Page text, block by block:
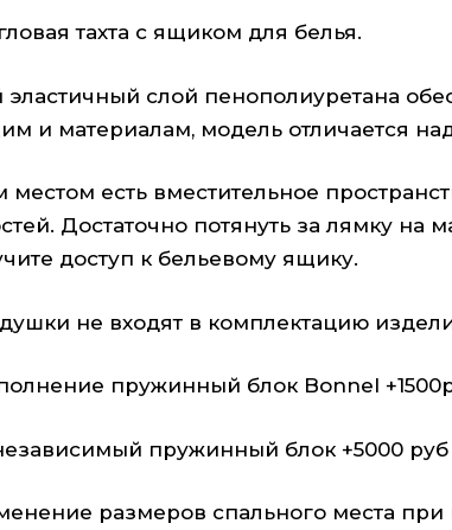
тахта с ящиком для белья.
слой пенополиуретана
и материалам, модель отличается
есть вместительное
Достаточно потянуть за лямку
доступ к бельевому ящику.
не входят в комплектацию
пружинный блок Bonnel
пружинный блок +5000 руб
размеров спального места при